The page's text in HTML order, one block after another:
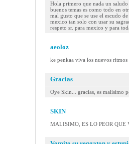
Hola primero que nada un
buenos temas es como todo en
mal gusto que se use el escudo
mexico tan solo con usar su
respeto sr. para mexico y para
aeoloz
ke penkaa viva los nuevos
Gracias
Oye Skin... gracias, es malisimo
SKIN
MALISIMO, ES LO PEOR QUE